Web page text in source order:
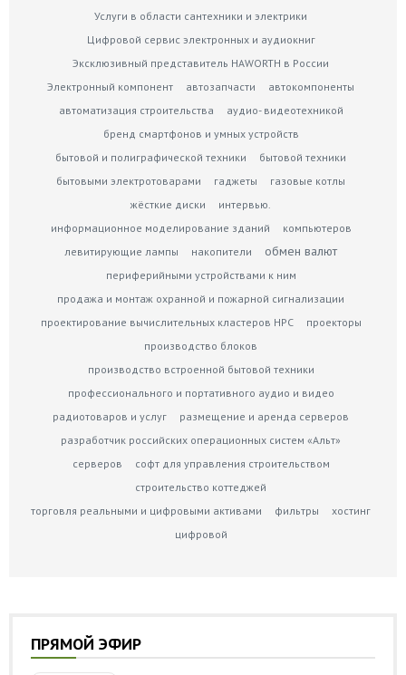
Услуги в области сантехники и электрики
Цифровой сервис электронных и аудиокниг
Эксклюзивный представитель HAWORTH в России
Электронный компонент
автозапчасти
автокомпоненты
автоматизация строительства
аудио- видеотехникой
бренд смартфонов и умных устройств
бытовой и полиграфической техники
бытовой техники
бытовыми электротоварами
гаджеты
газовые котлы
жёсткие диски
интервью.
информационное моделирование зданий
компьютеров
левитирующие лампы
накопители обмен валют
периферийными устройствами к ним
продажа и монтаж охранной и пожарной сигнализации
проектирование вычислительных кластеров HPC
проекторы
производство блоков
производство встроенной бытовой техники
профессионального и портативного аудио и видео
радиотоваров и услуг
размещение и аренда серверов
разработчик российских операционных систем «Альт»
серверов
софт для управления строительством
строительство коттеджей
торговля реальными и цифровыми активами
фильтры
хостинг
цифровой
ПРЯМОЙ ЭФИР